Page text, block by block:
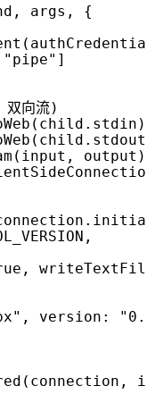
, args ,
{
(
"pipe" ]
( child . stdin
( child . stdout
( input , output
.
,
,
, version :
( connection ,